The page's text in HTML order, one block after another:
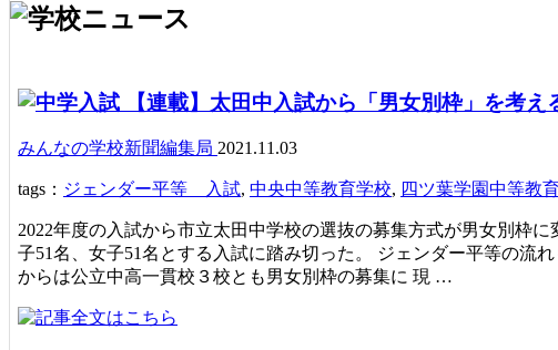
【連載】太田中入試から「男女別枠」を考
みんなの学校新聞編集局 2021.11.03
tags： ジェンダー平等 入試, 中央中等教育学校, 四ツ葉学園中等教
2022年度の入試から市立太田中学校の選抜の募集方式が男女別枠
子51名、女子51名とする入試に踏み切った。 ジェンダー平等の
からは公立中高一貫校３校とも男女別枠の募集に 現 …